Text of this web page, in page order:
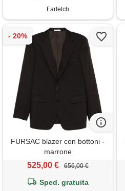
Farfetch
FURSAC blazer con bottoni -
marrone
525,00 € 656,00 €
Sped. gratuita